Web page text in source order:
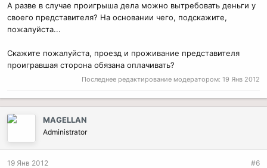
А разве в случае проигрыша дела можно вытребовать деньги у
своего представителя? На основании чего, подскажите,
пожалуйста...
Скажите пожалуйста, проезд и проживание представителя
проигравшая сторона обязана оплачивать?
Последнее редактирование модератором: 19 Янв 2012
MAGELLAN
Administrator
19 Янв 2012 #6